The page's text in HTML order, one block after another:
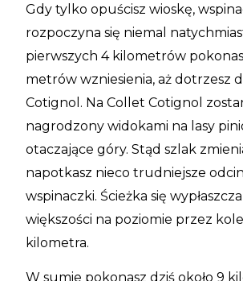
Gdy tylko opuścisz wioskę,
rozpoczyna się niemal
pierwszych 4 kilometrów
metrów wzniesienia, aż dotrzesz
Cotignol. Na Collet Cotignol
nagrodzony widokami na lasy
otaczające góry. Stąd szlak
napotkasz nieco trudniejsze
wspinaczki. Ścieżka się
większości na poziomie przez
kilometra.
W sumie pokonasz dziś około 9